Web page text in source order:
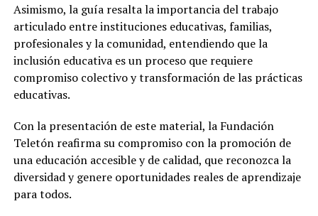
Asimismo, la guía resalta la importancia del trabajo
articulado entre instituciones educativas, familias,
profesionales y la comunidad, entendiendo que la
inclusión educativa es un proceso que requiere
compromiso colectivo y transformación de las prácticas
educativas.
Con la presentación de este material, la Fundación
Teletón reafirma su compromiso con la promoción de
una educación accesible y de calidad, que reconozca la
diversidad y genere oportunidades reales de aprendizaje
para todos.